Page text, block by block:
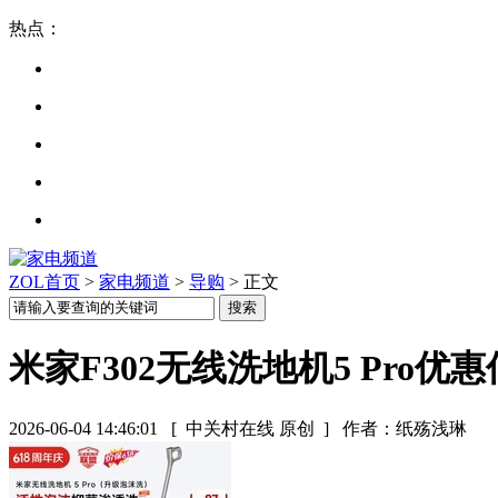
热点：
ZOL首页 > 家电频道 > 导购 > 正文
米家F302无线洗地机5 Pro优惠
2026-06-04 14:46:01 [ 中关村在线 原创 ] 作者：纸殇浅琳